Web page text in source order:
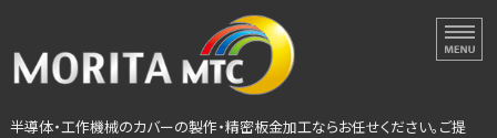
半導体・工作機械カバ
半導体・工作機械のカバーの製作・精密板金加工ならお任せください。ご提